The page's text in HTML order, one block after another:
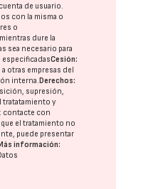
de usuario.
con la misma o
o
mientras dure la
sea necesario para
especificadasCesión:
otras empresas del
interna. Derechos:
supresión,
y
contacte con
el tratamiento no
puede presentar
información: